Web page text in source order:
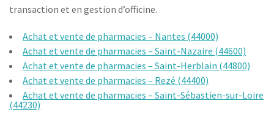
transaction et en gestion d’officine.
Achat et vente de pharmacies – Nantes (44000)
Achat et vente de pharmacies – Saint-Nazaire (44600)
Achat et vente de pharmacies – Saint-Herblain (44800)
Achat et vente de pharmacies – Rezé (44400)
Achat et vente de pharmacies – Saint-Sébastien-sur-Loire
(44230)